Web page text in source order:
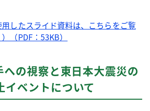
用したスライド資料は、こちらをご覧
（PDF：53KB）
の視察と東日本大震災の
イベントについて